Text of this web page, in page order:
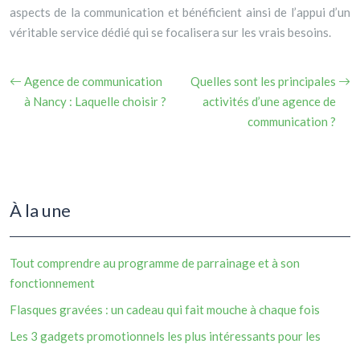
aspects de la communication et bénéficient ainsi de l’appui d’un
véritable service dédié qui se focalisera sur les vrais besoins.
Agence de communication
à Nancy : Laquelle choisir ?
Quelles sont les principales
activités d’une agence de
communication ?
À la une
Tout comprendre au programme de parrainage et à son
fonctionnement
Flasques gravées : un cadeau qui fait mouche à chaque fois
Les 3 gadgets promotionnels les plus intéressants pour les